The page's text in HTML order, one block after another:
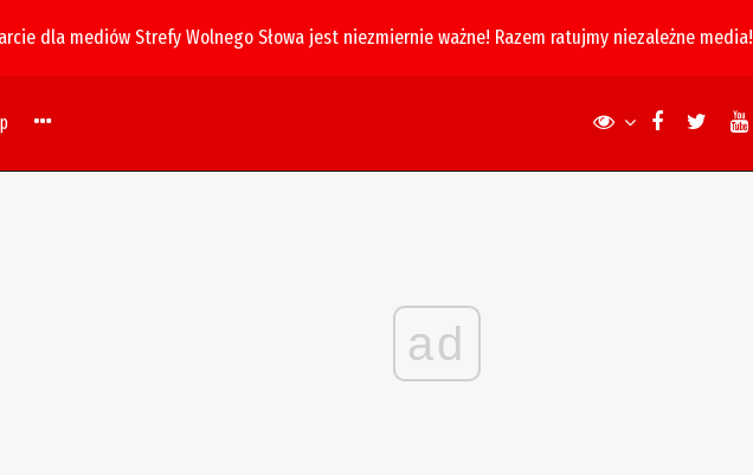
dla mediów Strefy Wolnego Słowa jest niezmiernie ważne! Razem ratujmy niezależne media!
ad